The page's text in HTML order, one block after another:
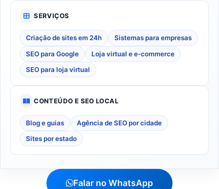
SERVIÇOS
Criação de sites em 24h Sistemas para empresas
SEO para Google Loja virtual e e-commerce
SEO para loja virtual
CONTEÚDO E SEO LOCAL
Blog e guias Agência de SEO por cidade
Sites por estado
Falar no WhatsApp